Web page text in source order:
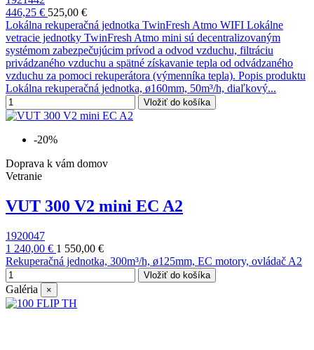
446,25 € 525,00 €
Lokálna rekuperačná jednotka TwinFresh Atmo WIFI Lokálne
vetracie jednotky TwinFresh Atmo mini sú decentralizovaným
systémom zabezpečujúcim prívod a odvod vzduchu, filtráciu
privádzaného vzduchu a spätné získavanie tepla od odvádzaného
vzduchu za pomoci rekuperátora (výmenníka tepla). Popis produktu
Lokálna rekuperačná jednotka, ø160mm, 50m³/h, diaľkový...
Vložiť do košíka
-20%
Doprava k vám domov
Vetranie
VUT 300 V2 mini EC A2
1920047
1 240,00 € 1 550,00 €
Rekuperačná jednotka, 300m³/h, ø125mm, EC motory, ovládač A2
Vložiť do košíka
Galéria ×